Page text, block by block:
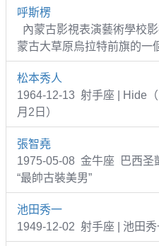
呼斯楞
內蒙古影視表演藝術學校
蒙古大草原烏拉特前旗的一
松本秀人
1964-12-13 射手座 | Hide
月2日）
張智堯
1975-05-08 金牛座 巴西圣
“最帥古裝美男”
池田秀一
1949-12-02 射手座 | 池田